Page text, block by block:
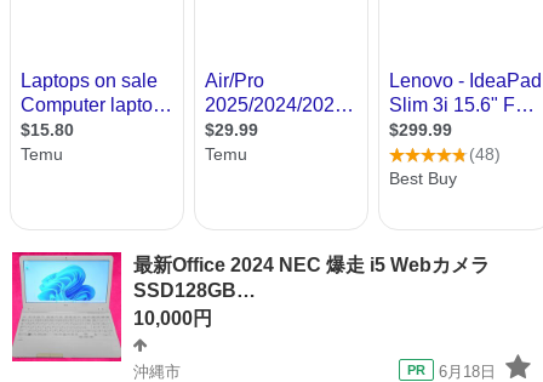
最新Office 2024 NEC 爆走 i5 Webカメラ
SSD128GB…
10,000円
沖縄市
6月18日